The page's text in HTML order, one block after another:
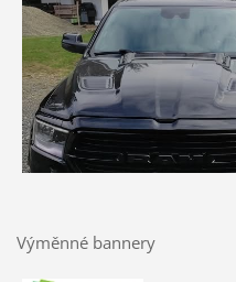
Výměnné bannery